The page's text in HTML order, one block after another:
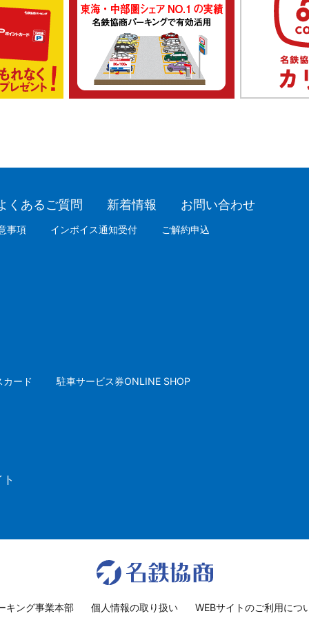
くあるご質問 新着情報 お問い合わせ
事項 インボイス通知受付 ご解約申込
ード 駐車サービス券ONLINE SHOP
キング事業本部 個人情報の取り扱い WEBサイトのご利用につ